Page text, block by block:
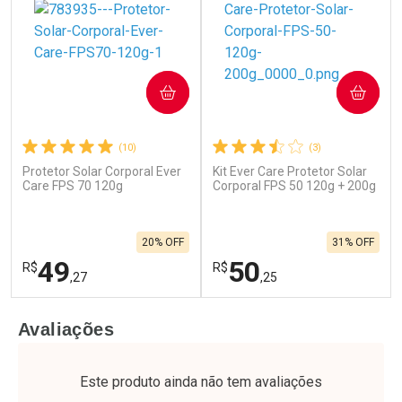
(10)
Protetor Solar Corporal Ever
Care FPS 70 120g
R$49,27
20% OFF
COMPRAR
Laboratório
Por Menos
(3)
Kit Ever Care Protetor Solar
Corporal FPS 50 120g + 200g
R$50,25
31% OFF
COMPRAR
Laboratório
Por Menos
Avaliações
Este produto ainda não tem avaliações